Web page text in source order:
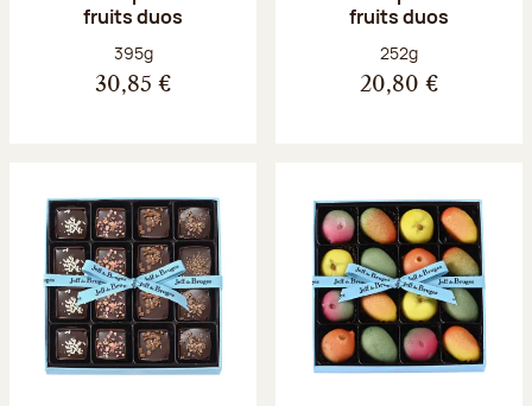
fruits duos
Poids net :
395g
30,85 €
fruits duos
Poids net :
252g
20,80 €